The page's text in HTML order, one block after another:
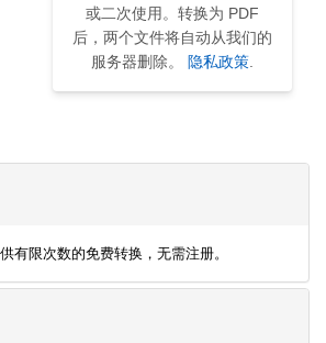
或二次使用。转换为 PDF
后，两个文件将自动从我们的
服务器删除。
隐私政策
有限次数的免费转换，无需注册。